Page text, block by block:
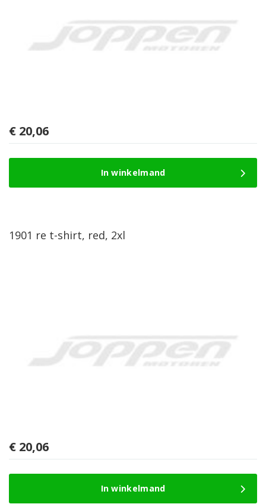
€ 20,06
In winkelmand
1901 re t-shirt, red, 2xl
€ 20,06
In winkelmand